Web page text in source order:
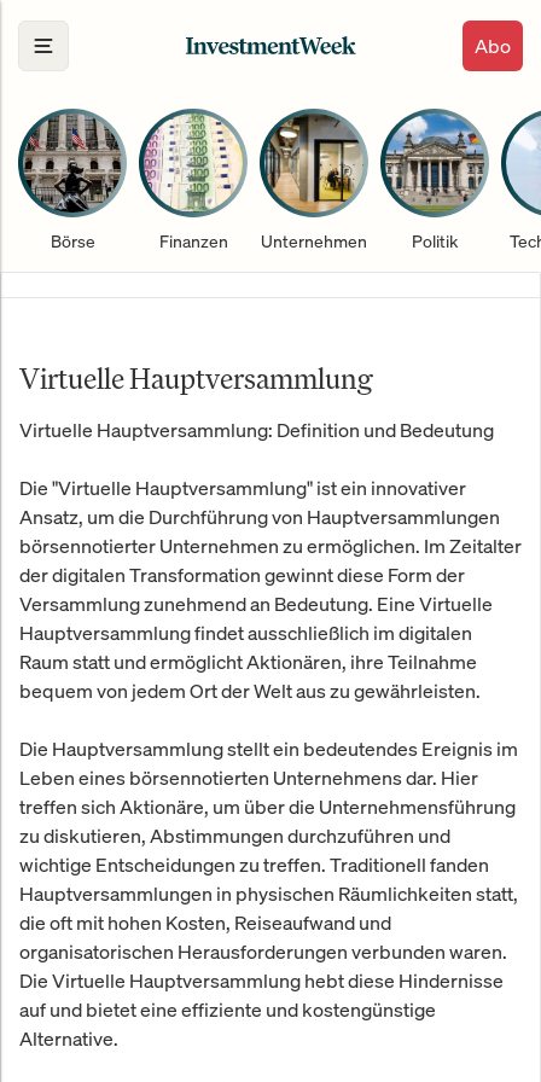
Abo
Börse Finanzen Unternehmen Politik
Virtuelle Hauptversammlung
Virtuelle Hauptversammlung: Definition und Bedeutung
Die "Virtuelle Hauptversammlung" ist ein innovativer
Ansatz, um die Durchführung von Hauptversammlungen
börsennotierter Unternehmen zu ermöglichen. Im Zeitalter
der digitalen Transformation gewinnt diese Form der
Versammlung zunehmend an Bedeutung. Eine Virtuelle
Hauptversammlung findet ausschließlich im digitalen
Raum statt und ermöglicht Aktionären, ihre Teilnahme
bequem von jedem Ort der Welt aus zu gewährleisten.
Die Hauptversammlung stellt ein bedeutendes Ereignis im
Leben eines börsennotierten Unternehmens dar. Hier
treffen sich Aktionäre, um über die Unternehmensführung
zu diskutieren, Abstimmungen durchzuführen und
wichtige Entscheidungen zu treffen. Traditionell fanden
Hauptversammlungen in physischen Räumlichkeiten statt,
die oft mit hohen Kosten, Reiseaufwand und
organisatorischen Herausforderungen verbunden waren.
Die Virtuelle Hauptversammlung hebt diese Hindernisse
auf und bietet eine effiziente und kostengünstige
Alternative.